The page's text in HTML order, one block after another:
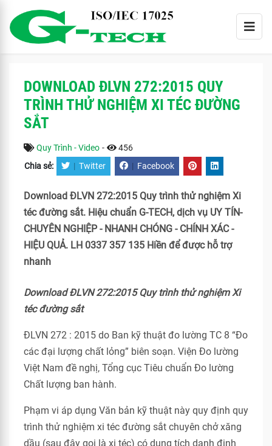
DOWNLOAD ĐLVN 272:2015 QUY
TRÌNH THỬ NGHIỆM XI TÉC ĐƯỜNG
SẮT
Quy Trình - Video - 456
Chia sẻ: | Twitter | Facebook
Download ĐLVN 272:2015 Quy trình thử nghiệm Xi
téc đường sắt. Hiệu chuẩn G-TECH, dịch vụ UY TÍN-
CHUYÊN NGHIỆP - NHANH CHÓNG - CHÍNH XÁC -
HIỆU QUẢ. LH 0337 357 135 Hiền để được hỗ trợ
nhanh
Download ĐLVN 272:2015 Quy trình thử nghiệm Xi
téc đường sắt
ĐLVN 272 : 2015 do Ban kỹ thuật đo lường TC 8 “Đo
các đại lượng chất lỏng” biên soạn. Viện Đo lường
Việt Nam đề nghị, Tổng cục Tiêu chuẩn Đo lường
Chất lượng ban hành.
Phạm vi áp dụng Văn bản kỹ thuật này quy định quy
trình thử nghiệm xi téc đường sắt chuyên chở xăng
dầu (sau đây gọi là xi téc) có dung tích danh định